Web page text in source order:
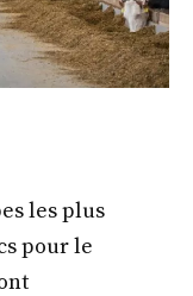
les plus
pour le